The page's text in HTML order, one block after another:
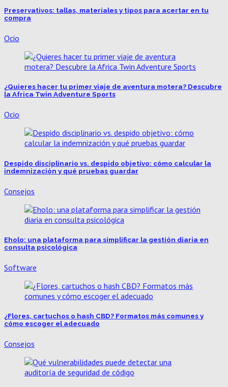
Preservativos: tallas, materiales y tipos para acertar en tu
compra
Ocio
¿Quieres hacer tu primer viaje de aventura motera? Descubre
la Africa Twin Adventure Sports
Ocio
Despido disciplinario vs. despido objetivo: cómo calcular la
indemnización y qué pruebas guardar
Consejos
Eholo: una plataforma para simplificar la gestión diaria en
consulta psicológica
Software
¿Flores, cartuchos o hash CBD? Formatos más comunes y
cómo escoger el adecuado
Consejos